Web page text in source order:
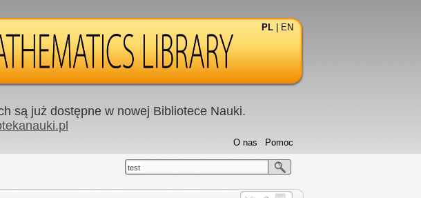
PL EN
są już dostępne w nowej Bibliotece Nauki.
Pomoc
O nas
test